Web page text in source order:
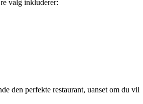
valg inkluderer:
den perfekte restaurant, uanset om du vil